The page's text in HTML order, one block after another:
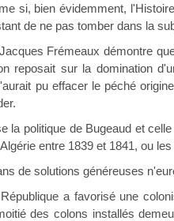
si, bien évidemment,
de ne pas tomber dans la
Frémeaux démontre que le
reposait sur la domination
pu effacer le péché
de Bugeaud et celle
entre 1839 et 1841, ou
solutions généreuses
a favorisé une
des colons installés